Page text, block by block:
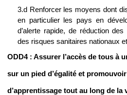
3.d Renforcer les moyens dont
en particulier les pays en
d’alerte rapide, de réduction
des risques sanitaires nationaux
ODD4 : Assurer l’accès de tous à
sur un pied d’égalité et
d’apprentissage tout au long de la